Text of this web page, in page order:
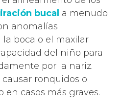
bucal a menudo
anomalías
boca o el maxilar
del niño para
por la nariz.
ronquidos o
en casos más graves.